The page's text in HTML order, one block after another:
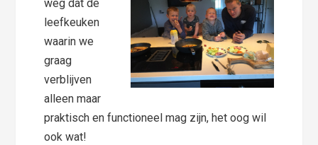
weg dat de
leefkeuken
waarin we
graag
verblijven
alleen maar
praktisch en functioneel mag zijn, het oog wil
ook wat!